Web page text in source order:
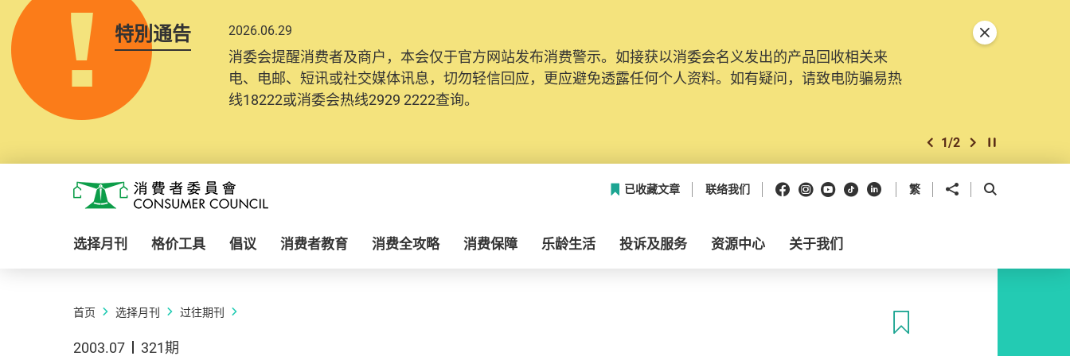
特別通告 2026.06.29
消委会提醒消费者及商户，本会仅于官方网站发布消费警示。如接获以消委会名义发出的产品回收相关来
电、电邮、短讯或社交媒体讯息，切勿轻信回应，更应避免透露任何个人资料。如有疑问，请致电防骗易热
线18222或消委会热线2929 2222查询。
上一个
1/2 下一个开始/暂停幻灯
关闭特別通告
消费者委员会
已收藏文章 联络我们 Facebook
Instagram
Youtube
抖音领英 繁 分享到 开启搜寻框
选择月刊 格价工具 倡议 消费者教育 消费全攻略 消费保障 乐龄生活 投诉及服务 资源中心 关于我们
首页 选择月刊 过往期刊
2003.07 321期